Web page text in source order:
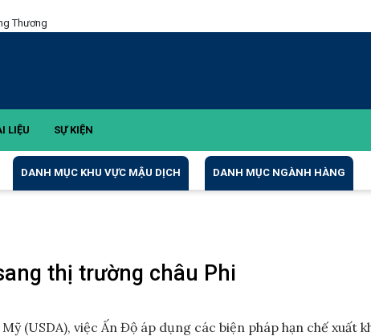
Thương
LIỆU SỰ KIỆN
DANH MỤC KHU VỰC MẬU DỊCH DANH MỤC NGÀNH HÀNG
thị trường châu Phi
(USDA), việc Ấn Độ áp dụng các biện pháp hạn chế xuất